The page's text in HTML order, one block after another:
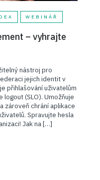
WEBINÁŘ
– vyhrajte
nástroj pro
jejich identit v
přihlašování uživatelům
logout (SLO). Umožňuje
zároveň chrání aplikace
Spravujte hesla
Jak na […]